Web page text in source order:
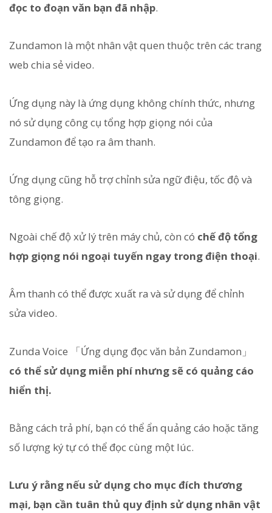
đọc to đoạn văn bạn đã nhập.
Zundamon là một nhân vật quen thuộc trên các trang
web chia sẻ video.
Ứng dụng này là ứng dụng không chính thức, nhưng
nó sử dụng công cụ tổng hợp giọng nói của
Zundamon để tạo ra âm thanh.
Ứng dụng cũng hỗ trợ chỉnh sửa ngữ điệu, tốc độ và
tông giọng.
Ngoài chế độ xử lý trên máy chủ, còn có chế độ tổng
hợp giọng nói ngoại tuyến ngay trong điện thoại.
Âm thanh có thể được xuất ra và sử dụng để chỉnh
sửa video.
Zunda Voice 「Ứng dụng đọc văn bản Zundamon」
có thể sử dụng miễn phí nhưng sẽ có quảng cáo
hiển thị.
Bằng cách trả phí, bạn có thể ẩn quảng cáo hoặc tăng
số lượng ký tự có thể đọc cùng một lúc.
Lưu ý rằng nếu sử dụng cho mục đích thương
mại, bạn cần tuân thủ quy định sử dụng nhân vật